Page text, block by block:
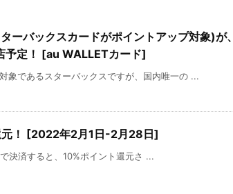
ーバックスカードがポイントアップ対象)が、
予定！ [au WALLETカード]
象であるスターバックスですが、国内唯一の ...
！ [2022年2月1日-2月28日]
決済すると、10%ポイント還元さ ...